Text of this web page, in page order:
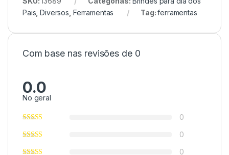
Pais ,Diversos Ferramentas Tag:ferramentas
Com base nas revisões de 0
0.0
No geral
0
0
0